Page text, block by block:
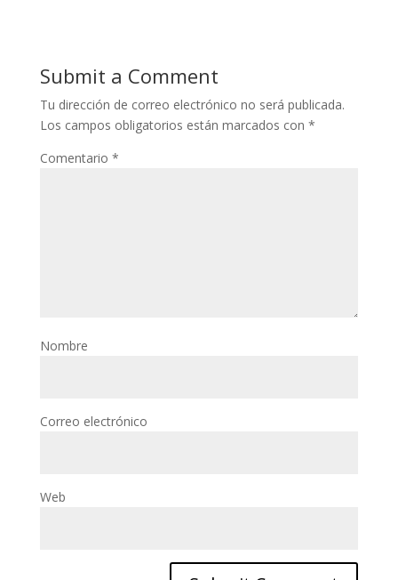
Submit a Comment
Tu dirección de correo electrónico no será publicada.
Los campos obligatorios están marcados con *
Comentario *
Nombre
Correo electrónico
Web